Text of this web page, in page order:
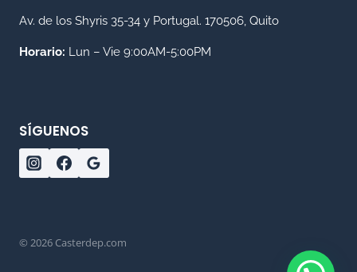
Av. de los Shyris 35-34 y Portugal. 170506, Quito
Horario: Lun – Vie 9:00AM-5:00PM
SÍGUENOS
© 2026 Casterdep.com